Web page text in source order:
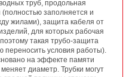
труб, продольная
(полностью заполняется и
жилами), защита кабеля от
для которых рабочая
такая трубо-защита
переносить условия работы).
на эффекте памяти
диаметр. Трубки могут